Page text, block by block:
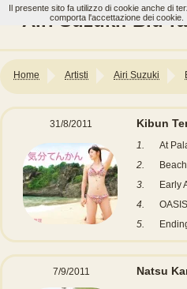
Airi Suzuki: Blu-
Home Artisti Airi Suzuki
31/8/2011 Kibun
1.
At
2.
3.
Early
4.
5.
7/9/2011 Natsu
Il presente sito fa utilizzo di cookie anche di
comporta l'accettazione dei cookie.